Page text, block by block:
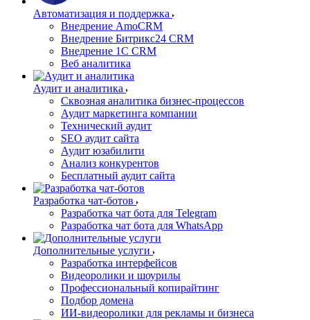
Автоматизация и поддержка
Внедрение AmoCRM
Внедрение Битрикс24 CRM
Внедрение 1C CRM
Веб аналитика
Аудит и аналитика
Сквозная аналитика бизнес-процессов
Аудит маркетинга компании
Технический аудит
SEO аудит сайта
Аудит юзабилити
Анализ конкурентов
Бесплатный аудит сайта
Разработка чат-ботов
Разработка чат бота для Telegram
Разработка чат бота для WhatsApp
Дополнительные услуги
Разработка интерфейсов
Видеоролики и шоурилы
Профессиональный копирайтинг
Подбор домена
ИИ-видеоролики для рекламы и бизнеса